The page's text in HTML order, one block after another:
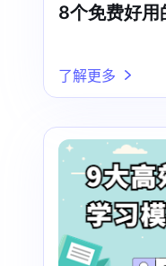
8个免费好用
了解更多